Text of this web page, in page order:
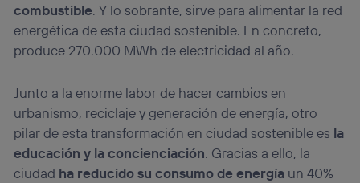
combustible. Y lo sobrante, sirve para alimentar la red
energética de esta ciudad sostenible. En concreto,
produce 270.000 MWh de electricidad al año.
Junto a la enorme labor de hacer cambios en
urbanismo, reciclaje y generación de energía, otro
pilar de esta transformación en ciudad sostenible es la
educación y la concienciación. Gracias a ello, la
ciudad ha reducido su consumo de energía un 40%